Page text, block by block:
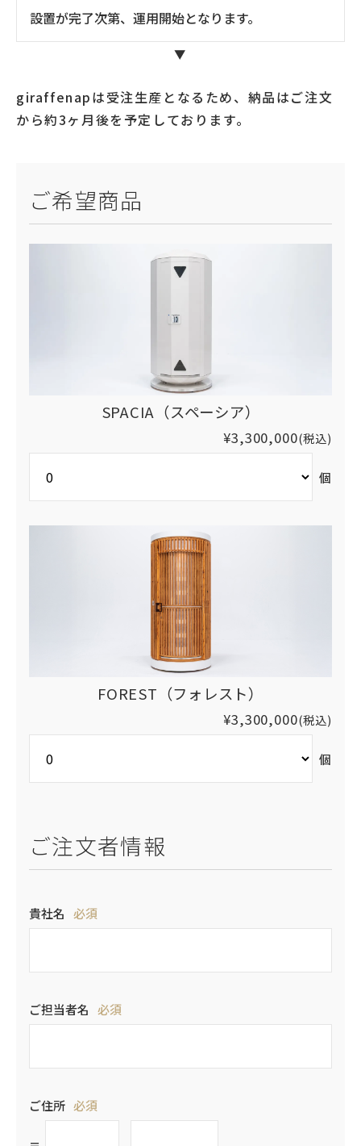
設置が完了次第、運用開始となります。
giraffenapは受注生産となるため、納品はご注文
から約3ヶ月後を予定しております。
ご希望商品
SPACIA（スペーシア）
¥3,300,000(税込)
個
FOREST（フォレスト）
¥3,300,000(税込)
個
ご注文者情報
貴社名 必須
ご担当者名 必須
ご住所 必須